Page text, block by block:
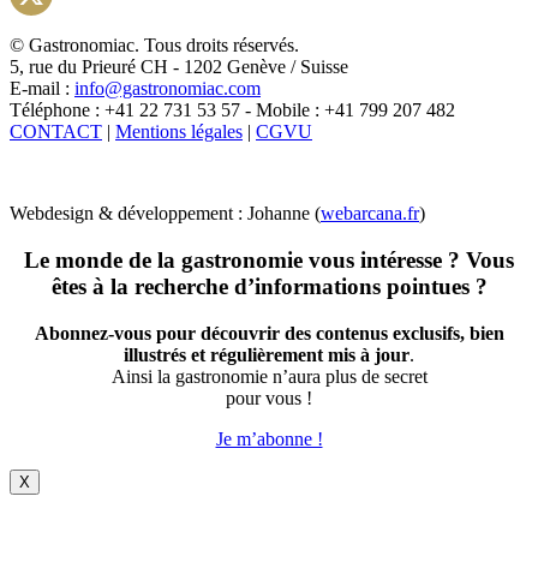
X
© Gastronomiac. Tous droits réservés.
5, rue du Prieuré CH - 1202 Genève / Suisse
E-mail : info@gastronomiac.com
Téléphone : +41 22 731 53 57 - Mobile : +41 799 207 482
CONTACT | Mentions légales | CGVU
Webdesign & développement : Johanne (webarcana.fr)
Le monde de la gastronomie vous intéresse ? Vous
êtes à la recherche d’informations pointues ?
Abonnez-vous pour découvrir des contenus exclusifs, bien
illustrés et régulièrement mis à jour.
Ainsi la gastronomie n’aura plus de secret
pour vous !
Je m’abonne !
X